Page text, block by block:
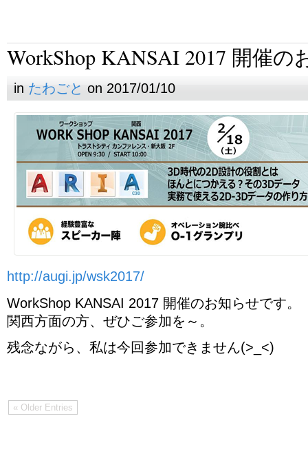
WorkShop KANSAI 2017 開催の
in たわごと on 2017/01/10
http://augi.jp/wsk2017/
WorkShop KANSAI 2017 開催のお知らせです。
関西方面の方、ぜひご参加を～。
残念ながら、私は今回参加できません(>_<)
« Older Entries